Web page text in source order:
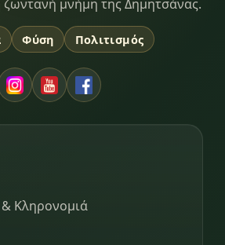
ζωντανή μνήμη της Δημητσάνας.
Φύση Πολιτισμός
Κληρονομιά